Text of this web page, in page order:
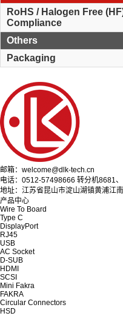
RoHS / Halogen Free
Compliance
Others
Packaging
邮箱：welcome@dlk-tech.cn
电话：0512-57498666 转分机8681
地址：江苏省昆山市淀山湖镇黄浦江
产品中心
Wire To Board
Type C
DisplayPort
RJ45
USB
AC Socket
D-SUB
HDMI
SCSI
Mini Fakra
FAKRA
Circular Connectors
HSD